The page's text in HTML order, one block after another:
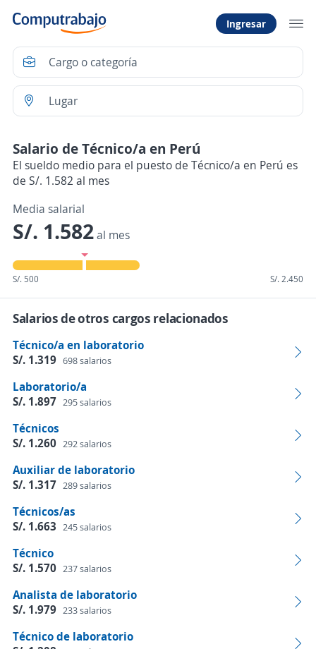
Ingresar
Salario de Técnico/a en Perú
El sueldo medio para el puesto de Técnico/a en Perú es
de S/. 1.582 al mes
Media salarial
S/. 1.582al mes
S/. 500 S/. 2.450
Salarios de otros cargos relacionados
Técnico/a en laboratorio
S/. 1.319 698 salarios
Laboratorio/a
S/. 1.897 295 salarios
Técnicos
S/. 1.260 292 salarios
Auxiliar de laboratorio
S/. 1.317 289 salarios
Técnicos/as
S/. 1.663 245 salarios
Técnico
S/. 1.570 237 salarios
Analista de laboratorio
S/. 1.979 233 salarios
Técnico de laboratorio